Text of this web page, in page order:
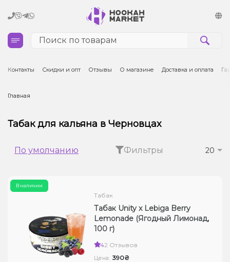
Кальяны
Табак для кальяна и кальянные смеси
Электронные сигареты (POD)
Комплектующие для POD
Жидкости для электронных сигарет
Контакты Скидки и опт Отзывы О магазине Доставка и оплата
Главная
Табак для кальяна в Черновцах
По умолчанию Фильтры 20
В наличии
Табак
Табак Unity x Lebiga Berry
Lemonade (Ягодный Лимонад,
100 г)
42 Отзывов
Цена: 390₴